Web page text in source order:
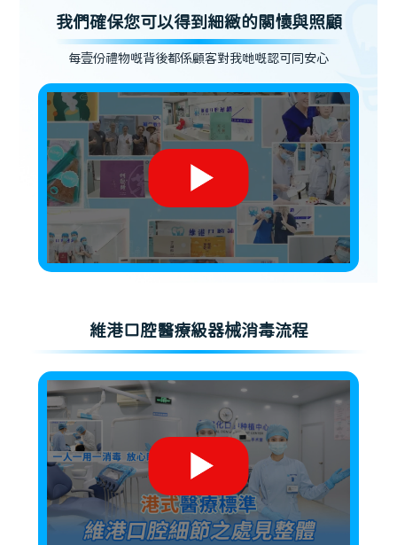
我們確保您可以得到細緻的關懷與照顧
每壹份禮物嘅背後都係顧客對我哋嘅認可同安心
維港口腔醫療級器械消毒流程